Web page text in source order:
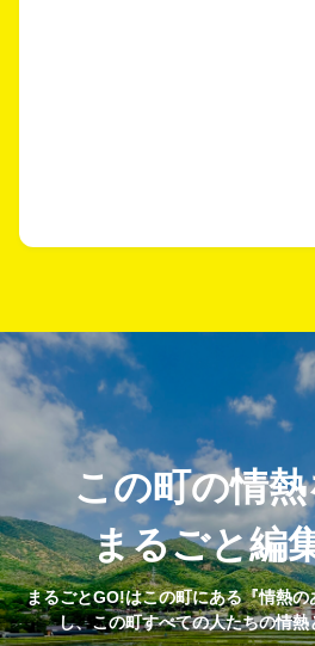
この町の情
まるごと編
まるごとGO!はこの町にある『情熱
し、この町すべての人たちの情